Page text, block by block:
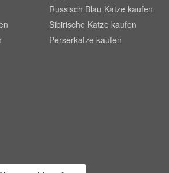
Russisch Blau Katze kaufen
Sibirische Katze kaufen
Perserkatze kaufen